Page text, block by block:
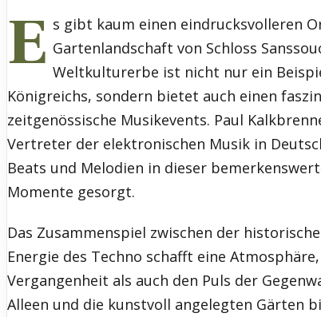
E s gibt kaum einen eindrucksvolleren
Gartenlandschaft von Schloss
Weltkulturerbe ist nicht nur ein
Königreichs, sondern bietet auch einen
zeitgenössische Musikevents. Paul
Vertreter der elektronischen Musik in
Beats und Melodien in dieser
Momente gesorgt.
Das Zusammenspiel zwischen der
Energie des Techno schafft eine
Vergangenheit als auch den Puls der
Alleen und die kunstvoll angelegten Gärten